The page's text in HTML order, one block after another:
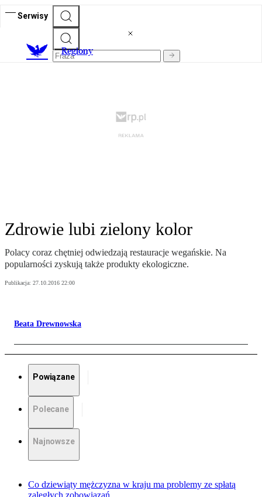
Serwisy
Regiony
Zdrowie lubi zielony kolor
Polacy coraz chętniej odwiedzają restauracje wegańskie. Na
popularności zyskują także produkty ekologiczne.
Publikacja: 27.10.2016 22:00
Beata Drewnowska
Powiązane
Polecane
Najnowsze
Co dziewiąty mężczyzna w kraju ma problemy ze spłatą
zaległych zobowiązań